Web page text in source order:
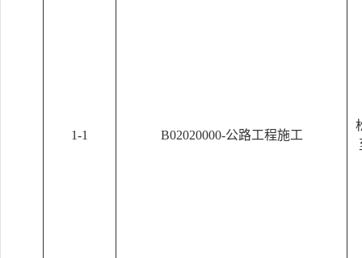
1-1 B02020000-公路工程施工